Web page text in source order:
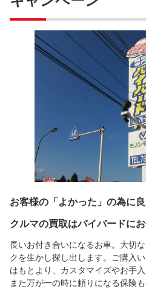
お客様の「よかった」の為に良
クルマの買取はバイバードにお
長いお付き合いになるお車。大切
クを生かし探し出します。ご購入
はもとより、カスタマイズやお手
また万が一の時に頼りになる保険